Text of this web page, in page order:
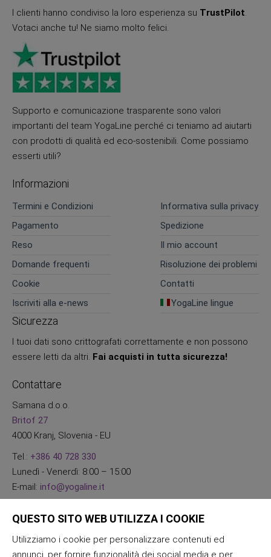
I clienti hanno condiviso la loro esperienza su TrustPilot.
Votaci anche tu! Ne siamo molto felici.
Supporto e comunicazione trasparente sono valori
importanti del team YogaLine perché ci teniamo ad aiutarti
con prodotti di qualità ed eco-sostenibili. Come possiamo
esserti utili?
Informazioni
Termini e Condizioni
Informativa sulla privacy
Pagamento
Spedizione
Reso
Il mio account
Domande frequenti
Risoluzione dei problemi
Cookie
Contatti
Iscriviti alla e-news
YogaLine lingue
Sicurezza
I tuoi dati sono crittografati correttamente e non possono
essere letti da altri. Fai acquisti in tutta sicurezza!
Contattare
Samana d.o.o.
Britof 27
4000 Kranj, Slovenia - EU
Tel.: +386 40 728 330
Lunedì - Venerdì: 8:00 – 15:00
E-mail: info@yogaline.it
QUESTO SITO WEB UTILIZZA I COOKIE
Utilizziamo i cookie per personalizzare contenuti ed
annunci, per fornire funzionalità dei social media e per